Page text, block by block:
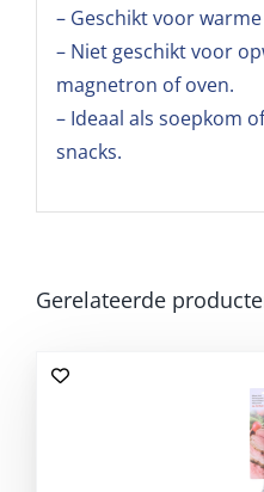
– Geschikt voor
– Niet geschikt voor
magnetron of oven.
– Ideaal als soepkom
snacks.
Gerelateerde